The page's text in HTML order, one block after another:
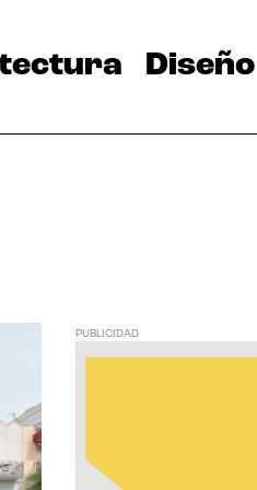
Diseño
PUBLICIDAD